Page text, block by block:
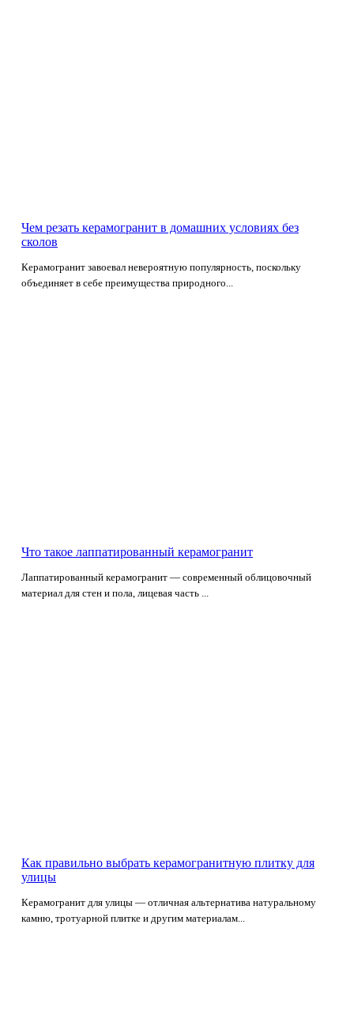
Чем резать керамогранит в домашних условиях без
сколов
Керамогранит завоевал невероятную популярность, поскольку
объединяет в себе преимущества природного...
Что такое лаппатированный керамогранит
Лаппатированный керамогранит — современный облицовочный
материал для стен и пола, лицевая часть ...
Как правильно выбрать керамогранитную плитку для
улицы
Керамогранит для улицы — отличная альтернатива натуральному
камню, тротуарной плитке и другим материалам...